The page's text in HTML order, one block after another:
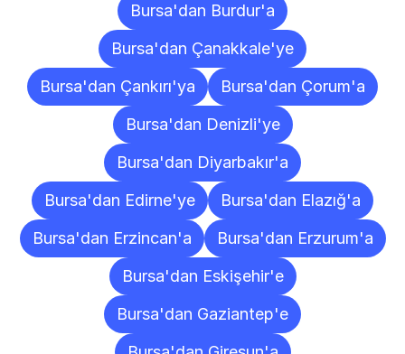
Bursa'dan Burdur'a
Bursa'dan Çanakkale'ye
Bursa'dan Çankırı'ya
Bursa'dan Çorum'a
Bursa'dan Denizli'ye
Bursa'dan Diyarbakır'a
Bursa'dan Edirne'ye
Bursa'dan Elazığ'a
Bursa'dan Erzincan'a
Bursa'dan Erzurum'a
Bursa'dan Eskişehir'e
Bursa'dan Gaziantep'e